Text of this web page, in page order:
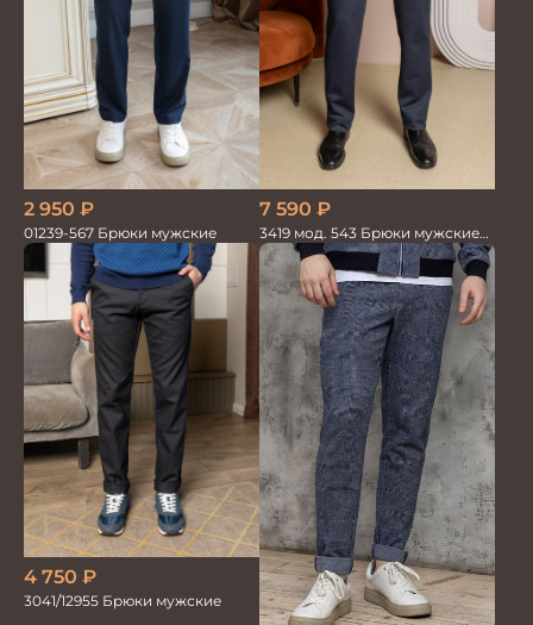
2 950 ₽
01239-567 Брюки мужские
7 590 ₽
3419 мод. 543 Брюки мужские
трикотажные
4 750 ₽
3041/12955 Брюки мужские